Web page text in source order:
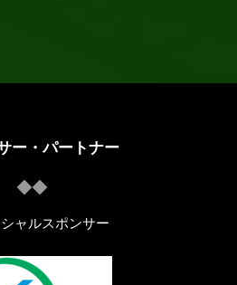
ー・パートナー
ャルスポンサー